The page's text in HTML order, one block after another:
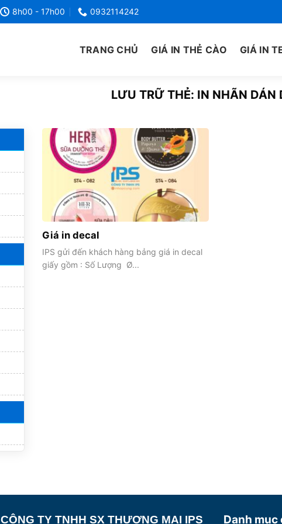
8h00 - 17h00 0932114242
TRANG CHỦ GIÁ IN THẺ CÀO GIÁ IN
LƯU TRỮ THẺ: IN NHÃN DÁN
Giá in decal
IPS gửi đến khách hàng bảng giá in decal
giấy gồm : Số Lượng Ø...
CÔNG TY TNHH SX THƯƠNG MẠI IPS Danh mục